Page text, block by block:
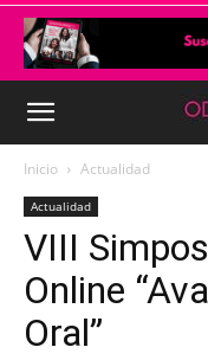
Inicio Actualidad
Actualidad
VIII
Online
Oral”